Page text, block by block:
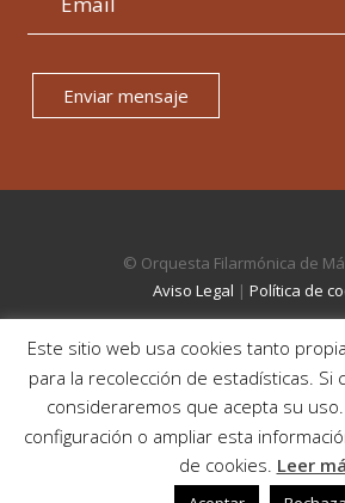
Enviar mensaje
© Orquesta Filarmónica de
Aviso Legal | Política de
Este sitio web usa cookies tanto
para la recolección de estadísticas. Si
consideraremos que acepta su
configuración o ampliar esta
de cookies. Leer